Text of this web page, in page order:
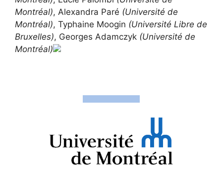
Montréal), Alexandra Paré (Université de
Montréal), Typhaine Moogin (Université Libre de
Bruxelles), Georges Adamczyk (Université de
Montréal)